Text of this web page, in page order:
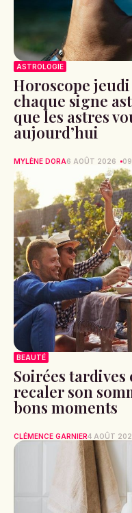
ASTROLOGIE
Horoscope
chaque signe
que les astres
aujourd’hui
MYLÈNE DORA6 AOÛT 2026
BEAUTÉ
Soirées tardives
recaler son
bons moments
CLÉMENCE GARNIER4 AOÛT